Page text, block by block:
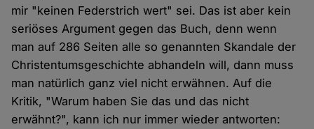
mir "keinen Federstrich wert" sei. Das ist aber kein
seriöses Argument gegen das Buch, denn wenn
man auf 286 Seiten alle so genannten Skandale der
Christentumsgeschichte abhandeln will, dann muss
man natürlich ganz viel nicht erwähnen. Auf die
Kritik, "Warum haben Sie das und das nicht
erwähnt?", kann ich nur immer wieder antworten: